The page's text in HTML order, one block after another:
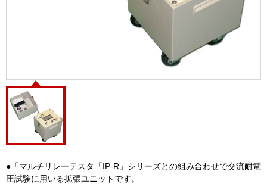
●「マルチリレーテスタ「IP-R」シリーズとの組み合わせで交流耐電
圧試験に用いる拡張ユニットです。